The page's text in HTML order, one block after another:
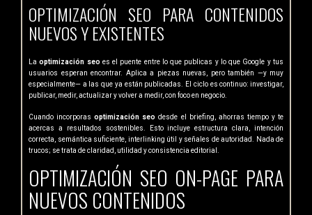
OPTIMIZACIÓN SEO PARA CONTENIDOS
NUEVOS Y EXISTENTES
Laoptimización seo es el puente entre lo que publicas y lo que Google y tus
usuarios esperan encontrar. Aplica a piezas nuevas, pero también —y muy
especialmente— a las que ya están publicadas. El ciclo es continuo: investigar,
publicar, medir, actualizar y volver a medir, con foco en negocio.
Cuando incorporasoptimización seo desde el briefing, ahorras tiempo y te
acercas a resultados sostenibles. Esto incluye estructura clara, intención
correcta, semántica suficiente, interlinking útil y señales de autoridad. Nada de
trucos; se trata de claridad, utilidad y consistencia editorial.
OPTIMIZACIÓN SEO ON-PAGE PARA
NUEVOS CONTENIDOS